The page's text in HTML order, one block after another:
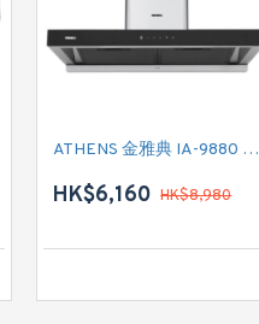
ATHENS 金雅典 IA-9880 煙囪式抽油煙機
HK$6,160 HK$8,980